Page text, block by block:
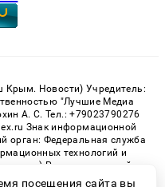
Крым. Новости) Учредитель:
"Лучшие Медиа
А. С. Тел.: +79023790276
Знак информационной
орган: Федеральная служба
технологий и
Регистрационный
от 02.06.2021
посещения сайта вы